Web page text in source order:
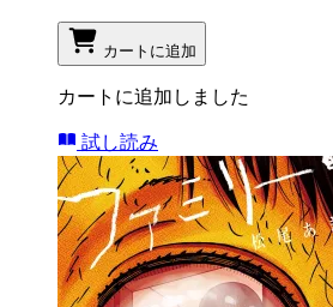
カートに追加
カートに追加しました
試し読み